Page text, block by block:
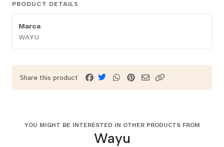
PRODUCT DETAILS
Marca
WAYU
Share this product
YOU MIGHT BE INTERESTED IN OTHER PRODUCTS FROM
Wayu